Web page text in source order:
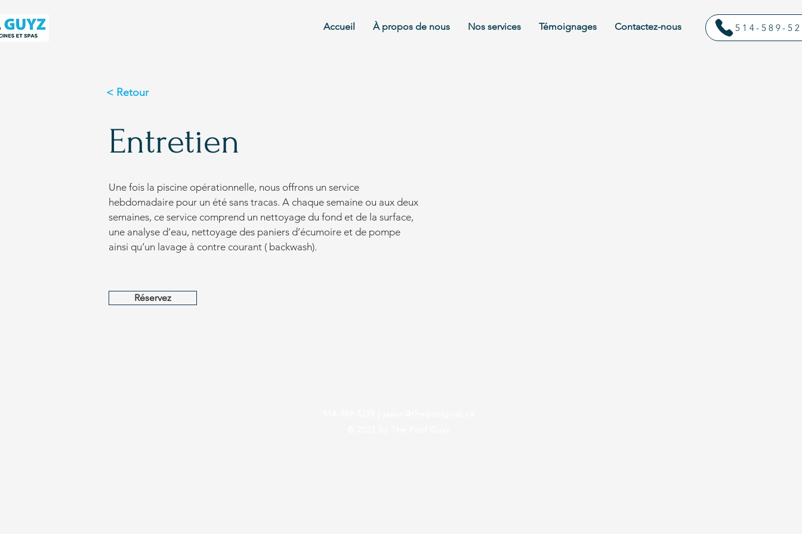
Accueil À propos de nous Nos services Témoignages Contactez-nous 514-589-
< Retour
Entretien
Une fois la piscine opérationnelle, nous offrons un service
hebdomadaire pour un été sans tracas. A chaque semaine ou aux deux
semaines, ce service comprend un nettoyage du fond et de la surface,
une analyse d’eau, nettoyage des paniers d’écumoire et de pompe
ainsi qu’un lavage à contre courant ( backwash).
Réservez